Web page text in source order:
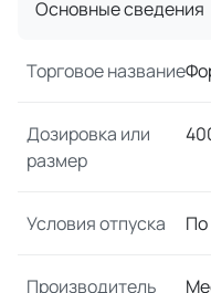
Основные сведения
Торговое название
Дозировка или
размер
Условия отпуска По
Производитель